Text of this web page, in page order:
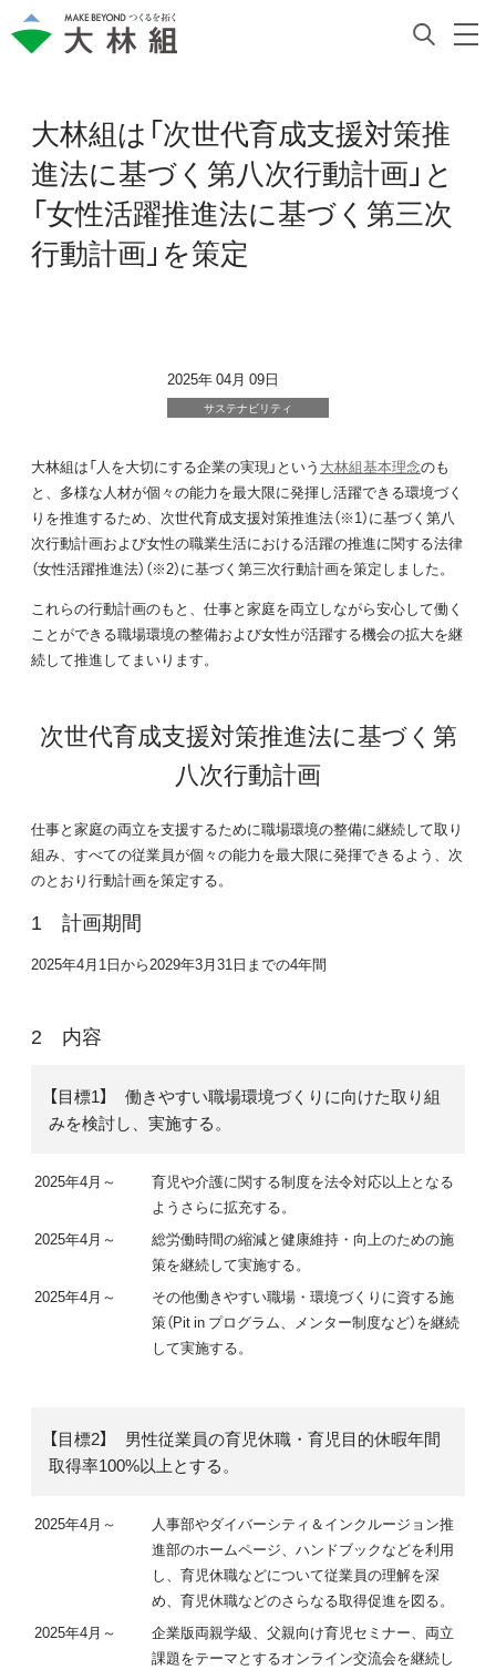
大林組は「次世代育成支援対策推
進法に基づく第八次行動計画」と
「女性活躍推進法に基づく第三次
行動計画」を策定
2025年 04月 09日
サステナビリティ
大林組は「人を大切にする企業の実現」という 大林組基本理念のも
と、多様な人材が個々の能力を最大限に発揮し活躍できる環境づく
りを推進するため、次世代育成支援対策推進法（※1）に基づく第八
次行動計画および女性の職業生活における活躍の推進に関する法律
（女性活躍推進法）（※2）に基づく第三次行動計画を策定しました。
これらの行動計画のもと、仕事と家庭を両立しながら安心して働く
ことができる職場環境の整備および女性が活躍する機会の拡大を継
続して推進してまいります。
次世代育成支援対策推進法に基づく第
八次行動計画
仕事と家庭の両立を支援するために職場環境の整備に継続して取り
組み、すべての従業員が個々の能力を最大限に発揮できるよう、次
のとおり行動計画を策定する。
計画期間
2025年4月1日から2029年3月31日までの4年間
内容
【目標1】 働きやすい職場環境づくりに向けた取り組
みを検討し、実施する。
2025年4月～
育児や介護に関する制度を法令対応以上となる
ようさらに拡充する。
2025年4月～
総労働時間の縮減と健康維持・向上のための施
策を継続して実施する。
2025年4月～
その他働きやすい職場・環境づくりに資する施
策（Pit in プログラム、メンター制度など）を継続
して実施する。
【目標2】 男性従業員の育児休職・育児目的休暇年間
取得率100%以上とする。
2025年4月～
人事部やダイバーシティ＆インクルージョン推
進部のホームページ、ハンドブックなどを利用
し、育児休職などについて従業員の理解を深
め、育児休職などのさらなる取得促進を図る。
2025年4月～
企業版両親学級、父親向け育児セミナー、両立
課題をテーマとするオンライン交流会を継続し